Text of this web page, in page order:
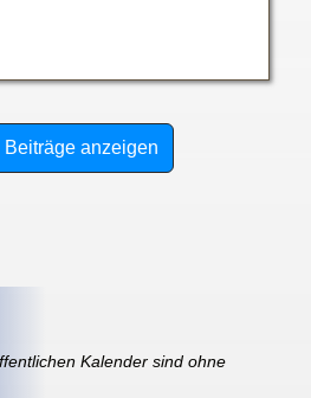
Beiträge anzeigen
Kalender sind ohne